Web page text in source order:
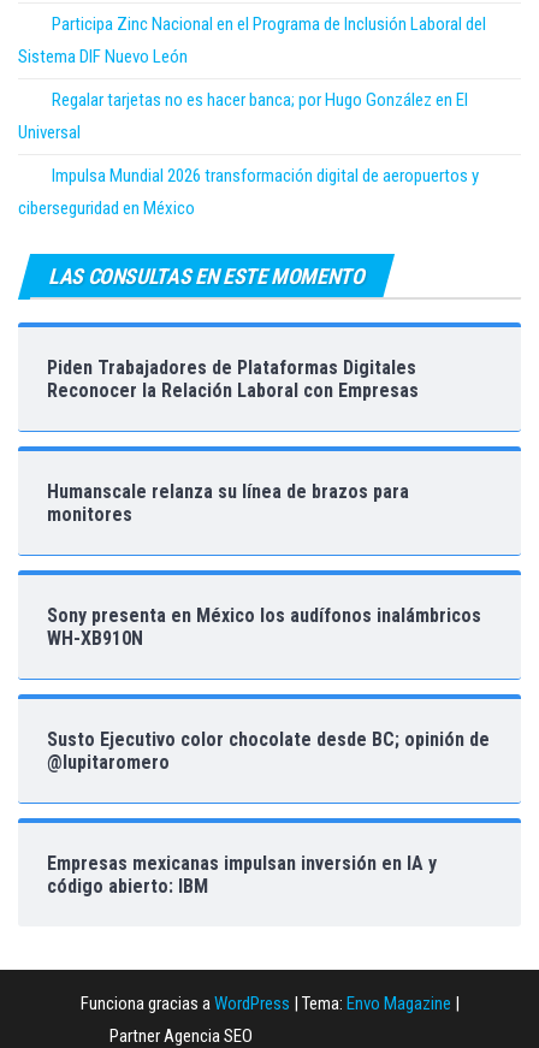
Participa Zinc Nacional en el Programa de Inclusión Laboral del
Sistema DIF Nuevo León
Regalar tarjetas no es hacer banca; por Hugo González en El
Universal
Impulsa Mundial 2026 transformación digital de aeropuertos y
ciberseguridad en México
LAS CONSULTAS EN ESTE MOMENTO
Piden Trabajadores de Plataformas Digitales
Reconocer la Relación Laboral con Empresas
Humanscale relanza su línea de brazos para
monitores
Sony presenta en México los audífonos inalámbricos
WH-XB910N
Susto Ejecutivo color chocolate desde BC; opinión de
@lupitaromero
Empresas mexicanas impulsan inversión en IA y
código abierto: IBM
Funciona gracias aWordPress Tema: Envo Magazine
Partner Agencia SEO